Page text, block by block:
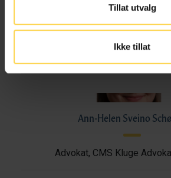
Tillat utvalg
Ikke tillat
Marco Lilli
Ann-Helen Sveino
Advokat, CMS Kluge